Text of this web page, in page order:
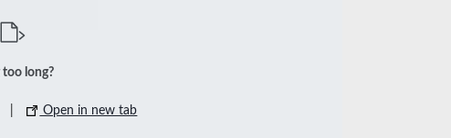
too long?
Open in new tab